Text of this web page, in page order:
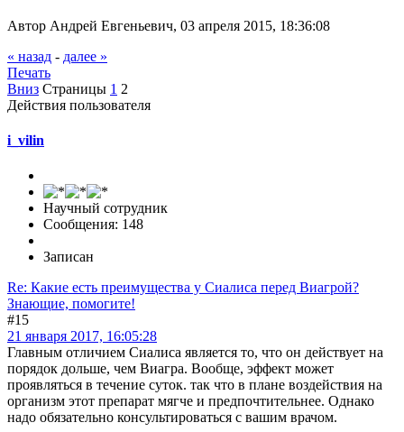
Автор Андрей Евгеньевич, 03 апреля 2015, 18:36:08
« назад - далее »
Печать
Вниз Страницы 1 2
Действия пользователя
i_vilin
Научный сотрудник
Сообщения: 148
Записан
Re: Какие есть преимущества у Сиалиса перед Виагрой?
Знающие, помогите!
#15
21 января 2017, 16:05:28
Главным отличием Сиалиса является то, что он действует на
порядок дольше, чем Виагра. Вообще, эффект может
проявляться в течение суток. так что в плане воздействия на
организм этот препарат мягче и предпочтительнее. Однако
надо обязательно консультироваться с вашим врачом.